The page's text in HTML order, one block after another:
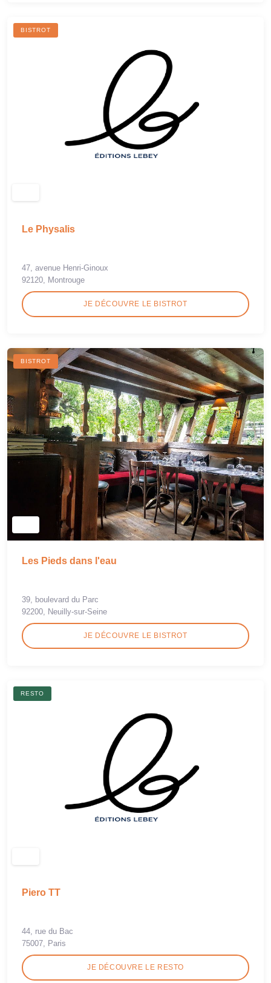
BISTROT
Le Physalis
47, avenue Henri-Ginoux
92120, Montrouge
JE DÉCOUVRE LE BISTROT
BISTROT
Les Pieds dans l'eau
39, boulevard du Parc
92200, Neuilly-sur-Seine
JE DÉCOUVRE LE BISTROT
RESTO
Piero TT
44, rue du Bac
75007, Paris
JE DÉCOUVRE LE RESTO